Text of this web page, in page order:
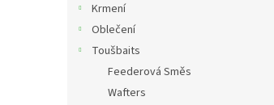
Krmení
Oblečení
Toušbaits
Feederová Směs
Wafters